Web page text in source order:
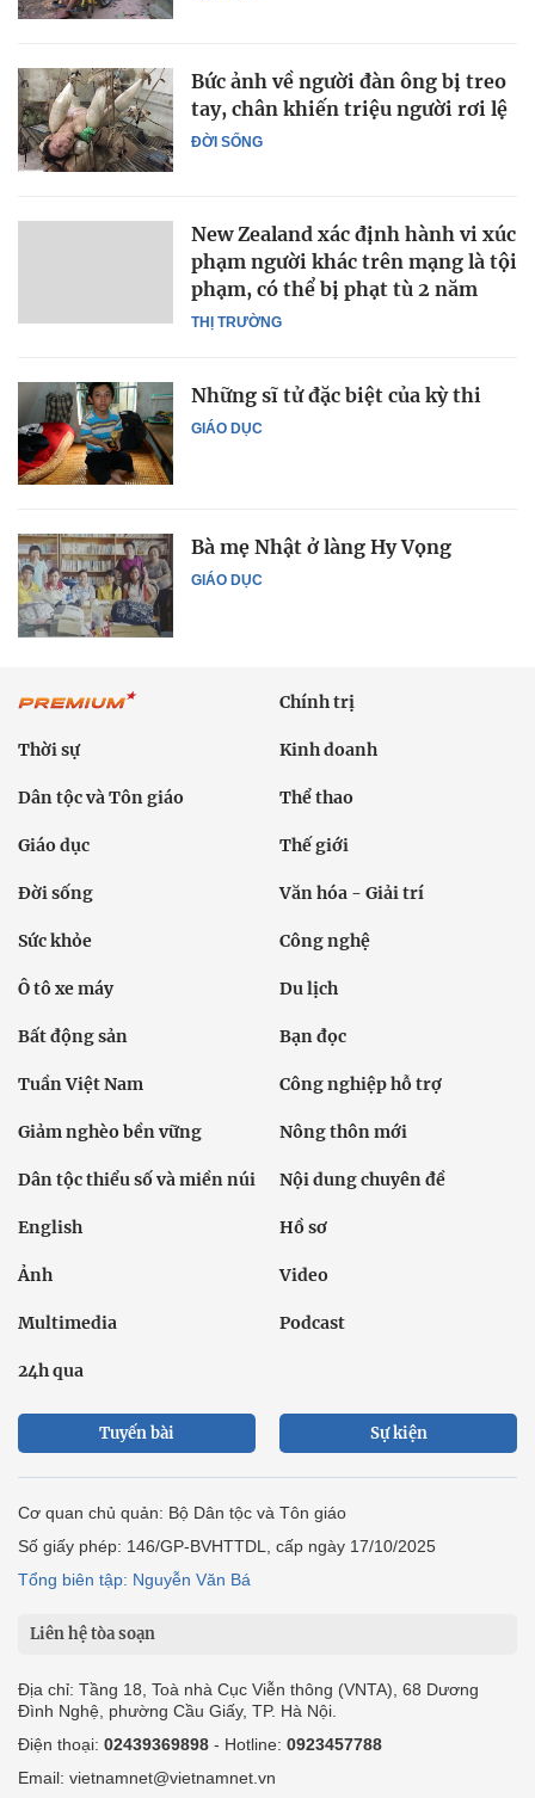
ĐỜI SỐNG
Bức ảnh về người đàn ông bị treo
tay, chân khiến triệu người rơi lệ
THỊ TRƯỜNG
New Zealand xác định hành vi xúc
phạm người khác trên mạng là tội
phạm, có thể bị phạt tù 2 năm
GIÁO DỤC
Những sĩ tử đặc biệt của kỳ thi
GIÁO DỤC
Bà mẹ Nhật ở làng Hy Vọng
Chính trị
Thời sự Kinh doanh
Dân tộc và Tôn giáo Thể thao
Giáo dục Thế giới
Đời sống Văn hóa - Giải trí
Sức khỏe Công nghệ
Ô tô xe máy Du lịch
Bất động sản Bạn đọc
Tuần Việt Nam Công nghiệp hỗ trợ
Giảm nghèo bền vững Nông thôn mới
Dân tộc thiểu số và miền núi Nội dung chuyên đề
English Hồ sơ
Ảnh Video
Multimedia Podcast
24h qua
Tuyến bài Sự kiện
Cơ quan chủ quản: Bộ Dân tộc và Tôn giáo
Số giấy phép: 146/GP-BVHTTDL, cấp ngày 17/10/2025
Tổng biên tập: Nguyễn Văn Bá
Liên hệ tòa soạn
Địa chỉ: Tầng 18, Toà nhà Cục Viễn thông (VNTA), 68 Dương
Đình Nghệ, phường Cầu Giấy, TP. Hà Nội.
Điện thoại: 02439369898 - Hotline: 0923457788
Email: vietnamnet@vietnamnet.vn